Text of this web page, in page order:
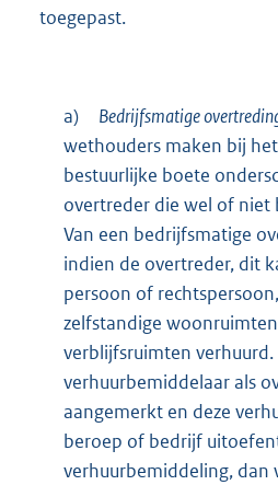
toegepast.
a) Bedrijfsmatige
wethouders maken bij
bestuurlijke boete
overtreder die wel of
Van een bedrijfsmatige
indien de overtreder, dit
persoon of
zelfstandige
verblijfsruimten
verhuurbemiddelaar als
aangemerkt en deze
beroep of bedrijf
verhuurbemiddeling,